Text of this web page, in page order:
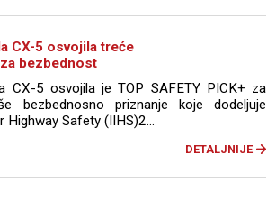
CX-5 osvojila treće
bezbednost
CX-5 osvojila je TOP SAFETY PICK+ za
bezbednosno priznanje koje dodeljuje
Safety (IIHS)2...
DETALJNIJE